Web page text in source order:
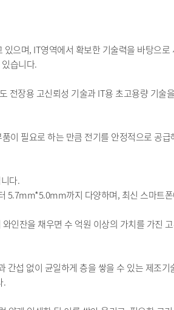
으며, IT영역에서 확보한 기술력을 바탕으
습니다.
장용 고신뢰성 기술과 IT용 초고용량 기술
필요로 하는 만큼 전기를 안정적으로 공
다.
까지 다양하며, 최신 스마트
인잔을 채우면 수 억원 이상의 가치를 가진
간섭 없이 균일하게 층을 쌓을 수 있는 제조
.